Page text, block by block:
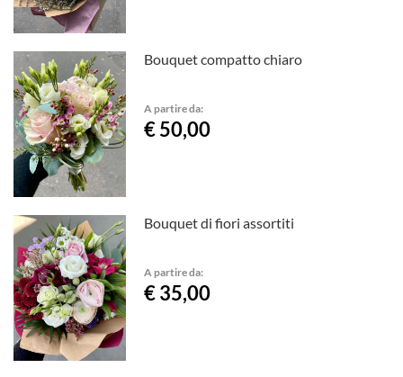
Bouquet compatto chiaro
A partire da:
€ 50,00
Bouquet di fiori assortiti
A partire da:
€ 35,00